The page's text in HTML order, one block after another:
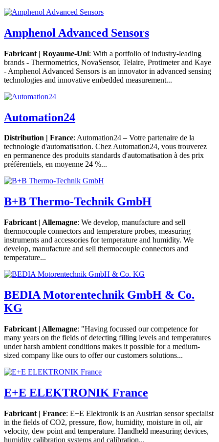
Amphenol Advanced Sensors
Fabricant | Royaume-Uni: With a portfolio of industry-leading
brands - Thermometrics, NovaSensor, Telaire, Protimeter and Kaye
- Amphenol Advanced Sensors is an innovator in advanced sensing
technologies and innovative embedded measurement...
Automation24
Distribution | France: Automation24 – Votre partenaire de la
technologie d'automatisation. Chez Automation24, vous trouverez
en permanence des produits standards d'automatisation à des prix
préférentiels, en moyenne 24 %...
B+B Thermo-Technik GmbH
Fabricant | Allemagne: We develop, manufacture and sell
thermocouple connectors and temperature probes, measuring
instruments and accessories for temperature and humidity. We
develop, manufacture and sell thermocouple connectors and
temperature...
BEDIA Motorentechnik GmbH & Co.
KG
Fabricant | Allemagne: "Having focussed our competence for
many years on the fields of detecting filling levels and temperatures
under harsh ambient conditions makes it possible for a medium-
sized company like ours to offer our customers solutions...
E+E ELEKTRONIK France
Fabricant | France: E+E Elektronik is an Austrian sensor specialist
in the fields of CO2, pressure, flow, humidity, moisture in oil, air
velocity, dew point and temperature. Handheld measuring devices,
humidity calibration systems and calibration...